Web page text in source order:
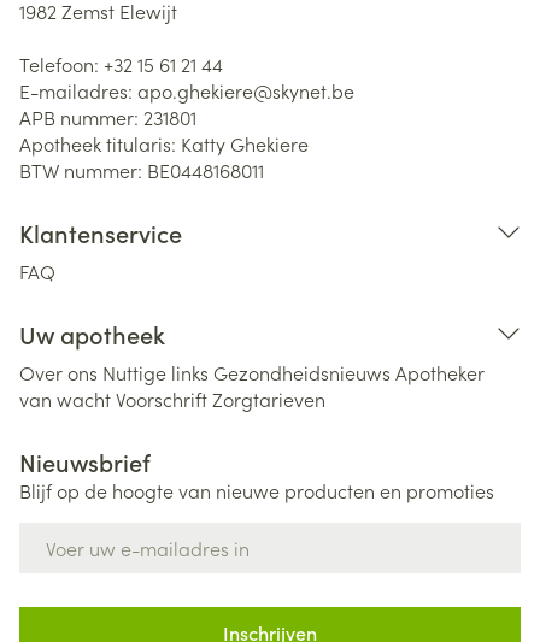
1982 Zemst Elewijt
Telefoon: +32 15 61 21 44
E-mailadres: apo.ghekiere@skynet.be
APB nummer: 231801
Apotheek titularis: Katty Ghekiere
BTW nummer: BE0448168011
Klantenservice
FAQ
Uw apotheek
Over ons Nuttige links Gezondheidsnieuws Apotheker
van wachtVoorschriftZorgtarieven
Nieuwsbrief
Blijf op de hoogte van nieuwe producten en promoties
Inschrijven